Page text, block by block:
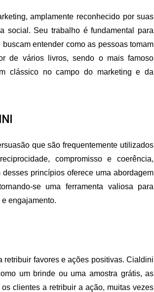
amplamente reconhecido por suas
social. Seu trabalho é fundamental para
entender como as pessoas tomam
de vários livros, sendo o mais famoso
clássico no campo do marketing e da
que são frequentemente utilizados
compromisso e coerência,
princípios oferece uma abordagem
se uma ferramenta valiosa para
engajamento.
favores e ações positivas. Cialdini
um brinde ou uma amostra grátis, as
clientes a retribuir a ação, muitas vezes